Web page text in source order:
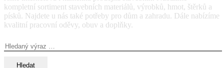
kompletní sortiment stavebních materiálů, výrobků, hmot, štěrků a
písků. Najdete u nás také potřeby pro dům a zahradu. Dále nabízíme
kvalitní pracovní oděvy, obuv a doplňky.